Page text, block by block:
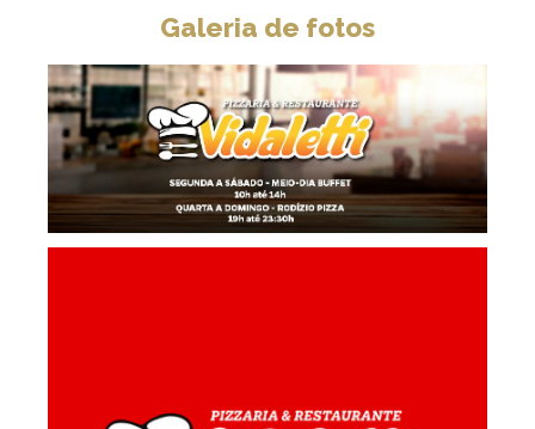
Galeria de fotos